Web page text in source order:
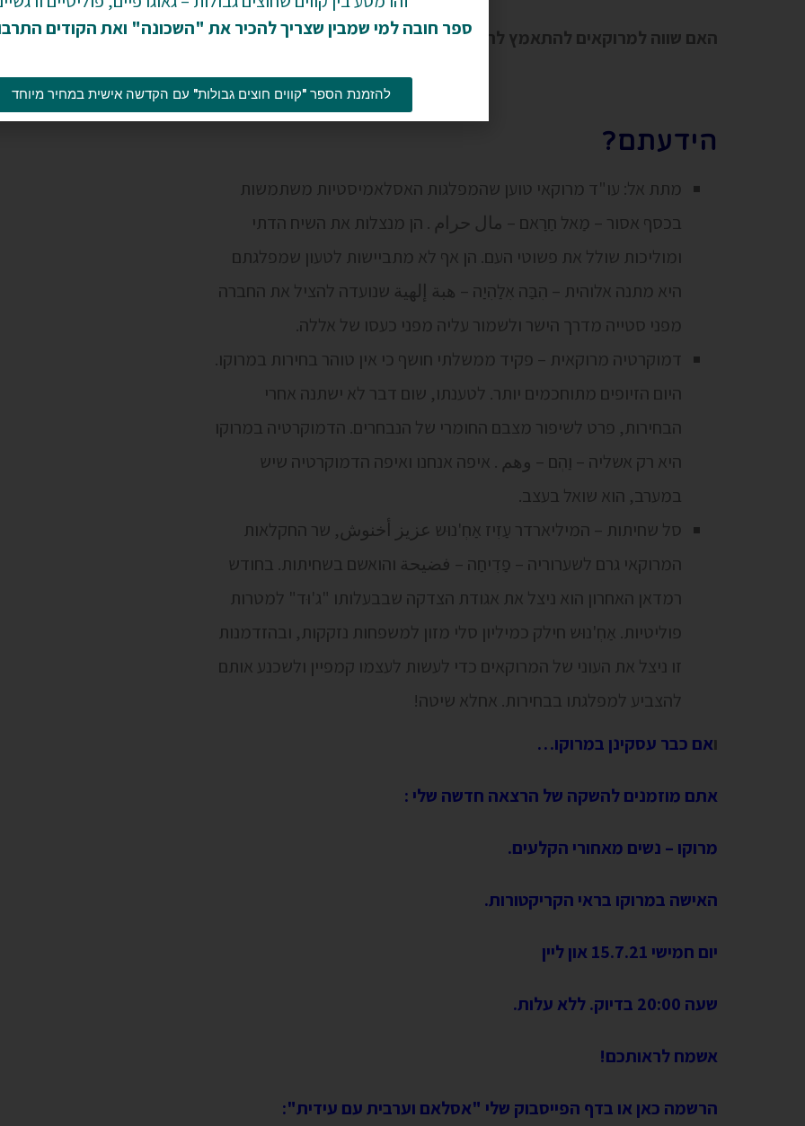
האם שווה למרוקאים להתאמץ להגיע אל הקלפיות?
הידעתם?
מתת אל: עו"ד מרוקאי טוען שהמפלגות האסלאמיסטיות משתמשות
בכסף אסור – מַאל חַרַאם – مال حرام . הן מנצלות את השיח הדתי
ומוליכות שולל את פשוטי העם. הן אף לא מתביישות לטעון שמפלגתם
היא מתנה אלוהית – הִבַּה אִלַהִיַה – هبة إلهية שנועדה להציל את החברה
מפני סטייה מדרך הישר ולשמור עליה מפני כעסו של אללה.
דמוקרטיה מרוקאית – פקיד ממשלתי חושף כי אין טוהר בחירות במרוקו.
היום הזיופים מתוחכמים יותר. לטענתו, שום דבר לא ישתנה אחרי
הבחירות, פרט לשיפור מצבם החומרי של הנבחרים. הדמוקרטיה במרוקו
היא רק אשליה – וַהְם – وهم . איפה אנחנו ואיפה הדמוקרטיה שיש
במערב, הוא שואל בעצב.
סל שחיתות – המיליארדר עַזִיז אַחְ'נוּש عزيز أخنوش, שר החקלאות
המרוקאי גרם לשערוריה – פַדִיחַה – فضيحة והואשם בשחיתות. בחודש
רמדאן האחרון הוא ניצל את אגודת הצדקה שבבעלותו "ג'וּד" למטרות
פוליטיות. אַחְ'נוּש חילק כמיליון סלי מזון למשפחות נזקקות, ובהזדמנות
זו ניצל את העוני של המרוקאים כדי לעשות לעצמו קמפיין ולשכנע אותם
להצביע למפלגתו בבחירות. אחלא שיטה!
ואם כבר עסקינן במרוקו…
אתם מוזמנים להשקה של הרצאה חדשה שלי :
מרוקו – נשים מאחורי הקלעים.
האישה במרוקו בראי הקריקטורות.
יום חמישי 15.7.21 און ליין
שעה 20:00 בדיוק. ללא עלות.
אשמח לראותכם!
הרשמה כאן או בדף הפייסבוק שלי "אסלאם וערבית עם עידית":
ספר חובה למי שמבין שצריך להכיר את "השכונה" ואת הקודים
להזמנת הספר "קווים חוצים גבולות" עם הקדשה אישית במחיר מיוחד